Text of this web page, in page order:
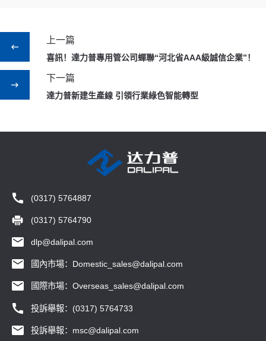
上一篇
喜訊！達力普專用管公司蟬聯“河北省AAA級誠信企業”！
下一篇
達力普新建生產線 引領行業綠色智能轉型
(0317) 5764887
(0317) 5764790
dlp@dalipal.com
國內市場：Domestic_sales@dalipal.com
國際市場：Overseas_sales@dalipal.com
投訴舉報：(0317) 5764733
投訴舉報：msc@dalipal.com